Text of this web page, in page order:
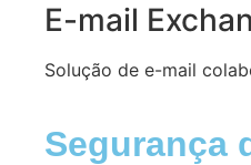
E-mail
Solução de e-mail
Segurança